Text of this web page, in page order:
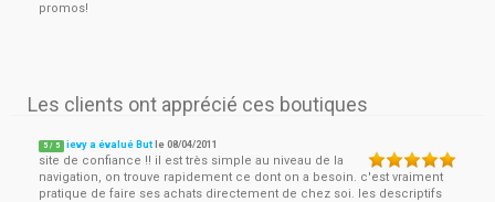
promos!
Les clients ont apprécié ces boutiques
5 / 5 ievy a évalué But le08/04/2011
site de confiance !! il est très simple au niveau de la
navigation, on trouve rapidement ce dont on a besoin. c'est vraiment
pratique de faire ses achats directement de chez soi. les descriptifs